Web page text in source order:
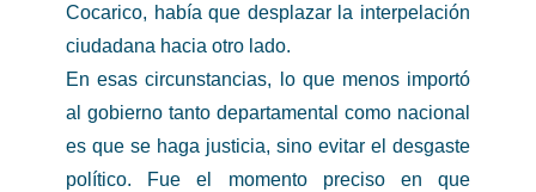
Cocarico, había que desplazar la interpelación
ciudadana hacia otro lado.
En esas circunstancias, lo que menos importó
al gobierno tanto departamental como nacional
es que se haga justicia, sino evitar el desgaste
político. Fue el momento preciso en que